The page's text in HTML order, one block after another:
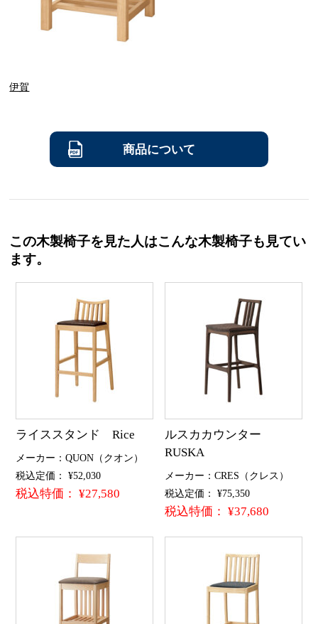
伊賀
商品について
この木製椅子を見た人はこんな木製椅子も見てい
ます。
ライススタンド Rice
メーカー：QUON（クオン）
税込定価： ¥52,030
税込特価： ¥27,580
ルスカカウンター
RUSKA
メーカー：CRES（クレス）
税込定価： ¥75,350
税込特価： ¥37,680